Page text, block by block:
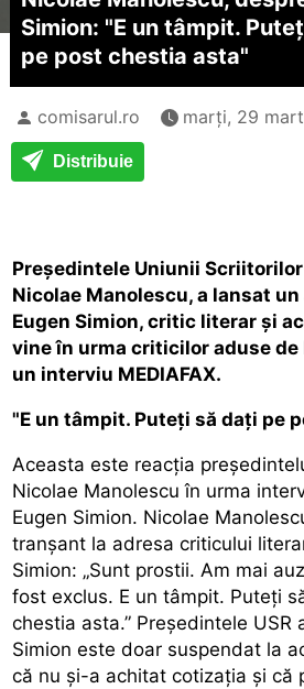
Simion: "E un tâmpit.
pe post chestia asta"
comisarul.ro marți, 29
Distribuie
Preşedintele Uniunii Scriitorilor
Nicolae Manolescu, a lansat
Eugen Simion, critic literar şi
vine în urma criticilor aduse de
un interviu MEDIAFAX.
"E un tâmpit. Puteţi să daţi pe
Aceasta este reacţia
Nicolae Manolescu în urma
Eugen Simion. Nicolae
tranşant la adresa criticului
Simion: „Sunt prostii. Am mai
fost exclus. E un tâmpit. Puteţi
chestia asta.” Preşedintele USR
Simion este doar suspendat la
că nu şi-a achitat cotizaţia şi că